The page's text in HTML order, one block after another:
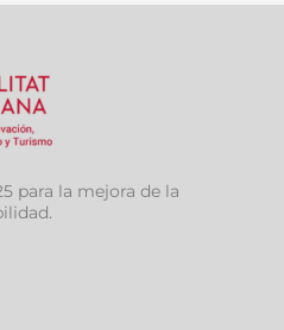
para la mejora de la